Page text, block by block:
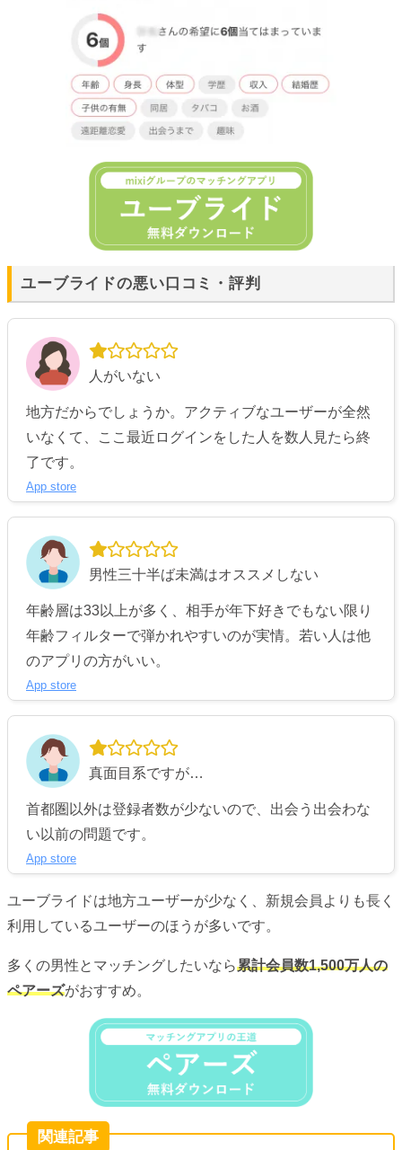
ユーブライドの悪い口コミ・評判
人がいない
地方だからでしょうか。アクティブなユーザーが全然
いなくて、ここ最近ログインをした人を数人見たら終
了です。
App store
男性三十半ば未満はオススメしない
年齢層は33以上が多く、相手が年下好きでもない限り
年齢フィルターで弾かれやすいのが実情。若い人は他
のアプリの方がいい。
App store
真面目系ですが…
首都圏以外は登録者数が少ないので、出会う出会わな
い以前の問題です。
App store
ユーブライドは地方ユーザーが少なく、新規会員よりも長く
利用しているユーザーのほうが多いです。
多くの男性とマッチングしたいなら累計会員数1,500万人の
ペアーズがおすすめ。